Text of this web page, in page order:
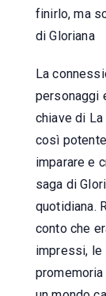
finirlo, ma
di Gloriana
La
personaggi
chiave di
così
imparare e
saga di
quotidiana.
conto che
impressi, le